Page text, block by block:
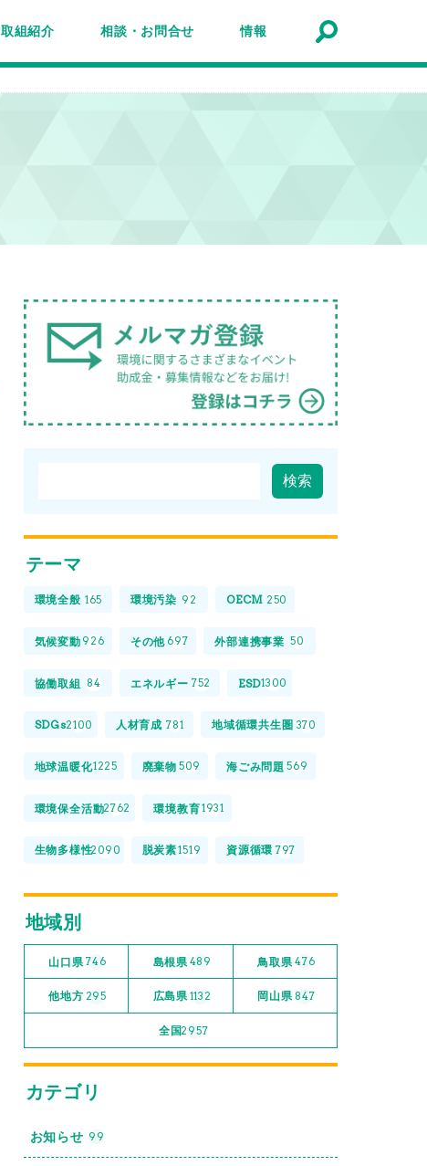
取組紹介 相談・お問合せ 情報
テーマ
環境全般 165 環境汚染 92 OECM 250
気候変動 926 その他 697 外部連携事業 50
協働取組 84 エネルギー 752 ESD1300
SDGs2100 人材育成 781 地域循環共生圏 370
地球温暖化1225 廃棄物 509 海ごみ問題 569
環境保全活動2762 環境教育1931
生物多様性2090 脱炭素1519 資源循環 797
地域別
山口県 746 島根県 489 鳥取県 476
他地方 295 広島県1132 岡山県 847
全国2957
カテゴリ
お知らせ 99